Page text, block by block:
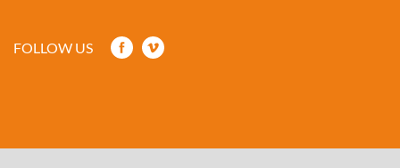
FOLLOW US